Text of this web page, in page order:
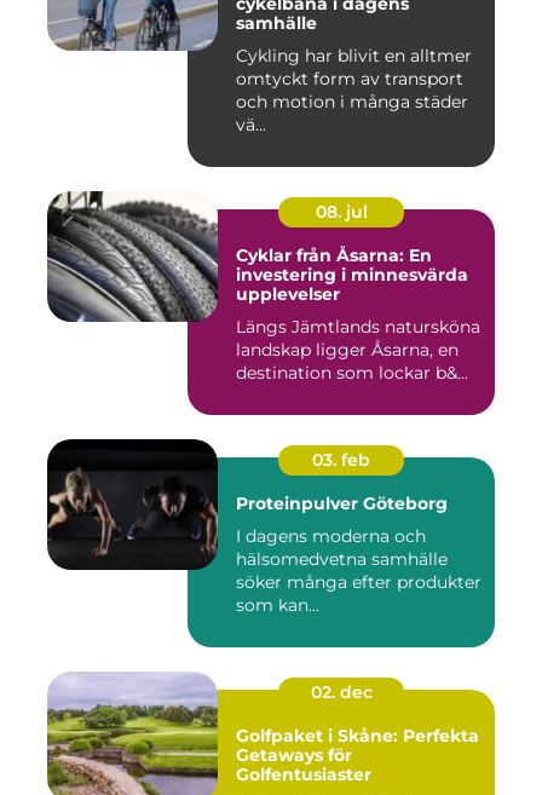
samhälle
Cykling har blivit en alltmer
omtyckt form av transport
och motion i många städer
vä...
08. jul
Cyklar från Åsarna: En
investering i minnesvärda
upplevelser
Längs Jämtlands natursköna
landskap ligger Åsarna, en
destination som lockar b&...
03. feb
Proteinpulver Göteborg
I dagens moderna och
hälsomedvetna samhälle
söker många efter produkter
som kan...
02. dec
Golfpaket i Skåne: Perfekta
Getaways för
Golfentusiaster